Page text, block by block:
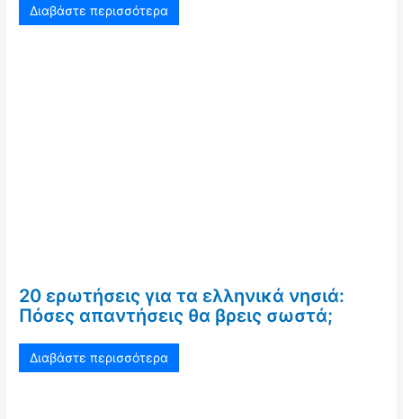
Διαβάστε περισσότερα
20 ερωτήσεις για τα ελληνικά νησιά:
Πόσες απαντήσεις θα βρεις σωστά;
Διαβάστε περισσότερα